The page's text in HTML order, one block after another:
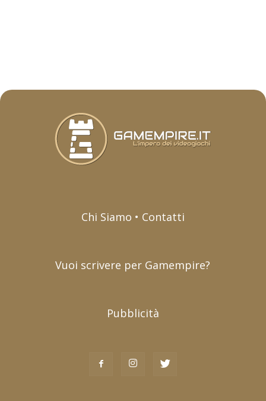
Chi Siamo • Contatti
Vuoi scrivere per Gamempire?
Pubblicità